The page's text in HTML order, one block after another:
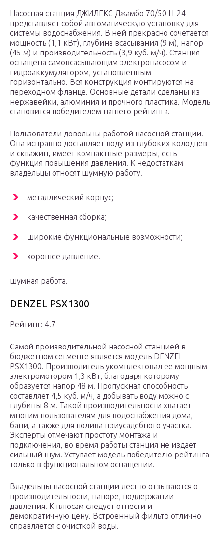
Насосная станция ДЖИЛЕКС Джамбо 70/50 Н-24
представляет собой автоматическую установку для
системы водоснабжения. В ней прекрасно сочетается
мощность (1,1 кВт), глубина всасывания (9 м), напор
(45 м) и производительность (3,9 куб. м/ч). Станция
оснащена самовсасывающим электронасосом и
гидроаккумулятором, установленным
горизонтально. Вся конструкция монтируются на
переходном фланце. Основные детали сделаны из
нержавейки, алюминия и прочного пластика. Модель
становится победителем нашего рейтинга.
Пользователи довольны работой насосной станции.
Она исправно доставляет воду из глубоких колодцев
и скважин, имеет компактные размеры, есть
функция повышения давления. К недостаткам
владельцы относят шумную работу.
металлический корпус;
качественная сборка;
широкие функциональные возможности;
хорошее давление.
шумная работа.
DENZEL PSХ1300
Рейтинг: 4.7
Самой производительной насосной станцией в
бюджетном сегменте является модель DENZEL
PSХ1300. Производитель укомплектовал ее мощным
электромотором 1,3 кВт, благодаря которому
образуется напор 48 м. Пропускная способность
составляет 4,5 куб. м/ч, а добывать воду можно с
глубины 8 м. Такой производительности хватает
многим пользователям для водоснабжения дома,
бани, а также для полива приусадебного участка.
Эксперты отмечают простоту монтажа и
подключения, во время работы станция не издает
сильный шум. Уступает модель победителю рейтинга
только в функциональном оснащении.
Владельцы насосной станции лестно отзываются о
производительности, напоре, поддержании
давления. К плюсам следует отнести и
демократичную цену. Встроенный фильтр отлично
справляется с очисткой воды.